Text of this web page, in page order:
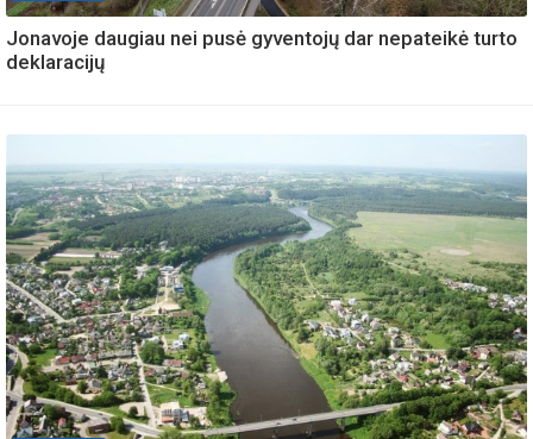
Jonavoje daugiau nei pusė gyventojų dar nepateikė turto
deklaracijų